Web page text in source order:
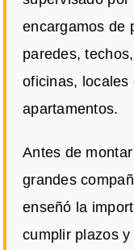
encargamos de
paredes,
oficinas, locales
apartamentos.
Antes de
grandes
enseñó la
cumplir plazos